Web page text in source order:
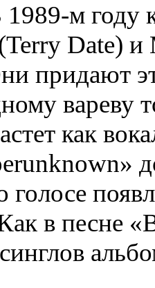
1989-м
Date)
придают
вареву
как
голосе
в песне